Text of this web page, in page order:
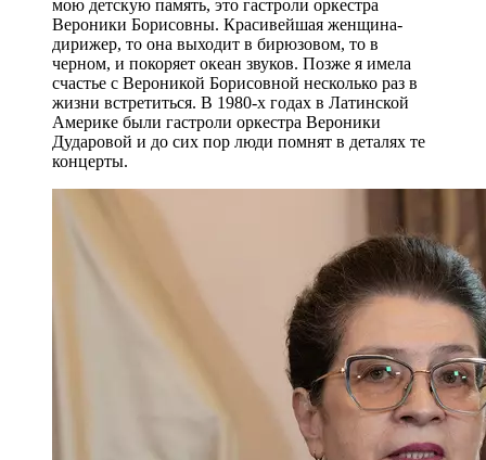
мою детскую память, это гастроли оркестра
Вероники Борисовны. Красивейшая женщина-
дирижер, то она выходит в бирюзовом, то в
черном, и покоряет океан звуков. Позже я имела
счастье с Вероникой Борисовной несколько раз в
жизни встретиться. В 1980-х годах в Латинской
Америке были гастроли оркестра Вероники
Дударовой и до сих пор люди помнят в деталях те
концерты.